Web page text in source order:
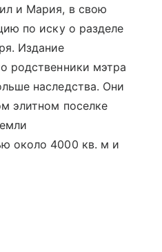
и Мария, в свою
по иску о разделе
Издание
родственники мэтра
наследства. Они
элитном поселке
около 4000 кв. м и